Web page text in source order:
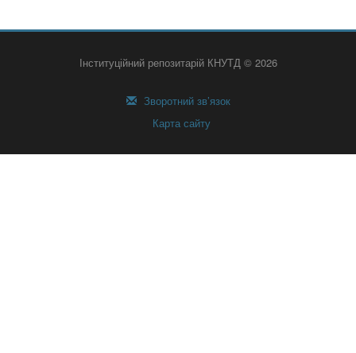
Інституційний репозитарій КНУТД © 2026
Зворотний зв’язок
Карта сайту